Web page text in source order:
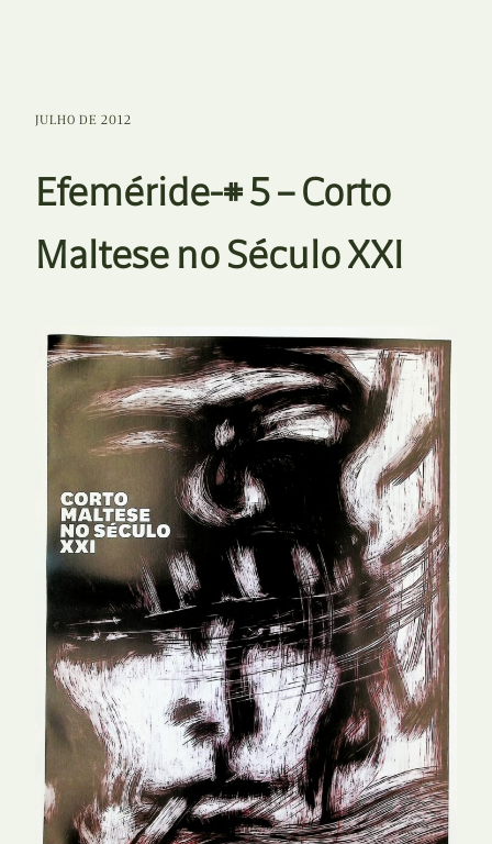
JULHO DE 2012
Efeméride-# 5 – Corto
Maltese no Século XXI